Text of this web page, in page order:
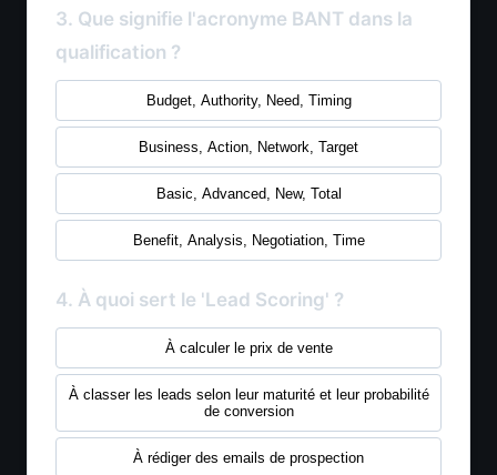
3. Que signifie l'acronyme BANT dans la
qualification ?
Budget, Authority, Need, Timing
Business, Action, Network, Target
Basic, Advanced, New, Total
Benefit, Analysis, Negotiation, Time
4. À quoi sert le 'Lead Scoring' ?
À calculer le prix de vente
À classer les leads selon leur maturité et leur probabilité
de conversion
À rédiger des emails de prospection